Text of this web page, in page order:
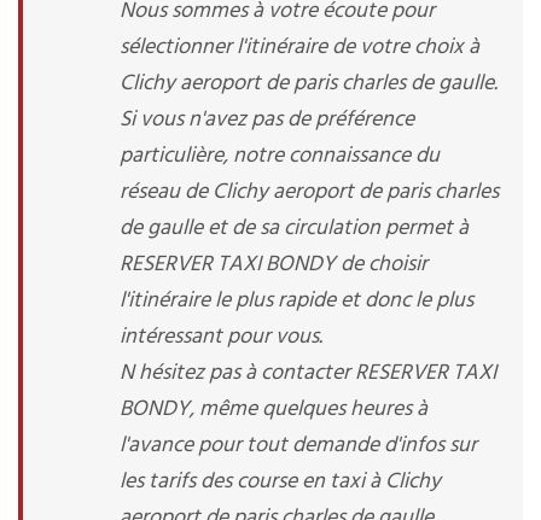
Nous sommes à votre écoute pour
sélectionner l'itinéraire de votre choix à
Clichy aeroport de paris charles de gaulle.
Si vous n'avez pas de préférence
particulière, notre connaissance du
réseau de Clichy aeroport de paris charles
de gaulle et de sa circulation permet à
RESERVER TAXI BONDY de choisir
l'itinéraire le plus rapide et donc le plus
intéressant pour vous.
N hésitez pas à contacter RESERVER TAXI
BONDY, même quelques heures à
l'avance pour tout demande d'infos sur
les tarifs des course en taxi à Clichy